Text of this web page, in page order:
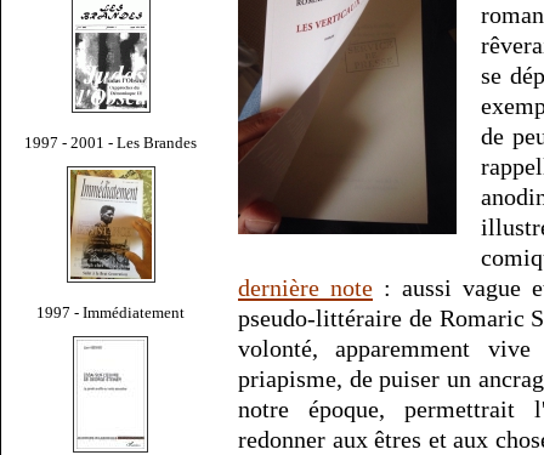
1997 - 2001 - Les Brandes
1997 - Immédiatement
se
de
dernière note : aussi vague
pseudo-littéraire de Romaric
volonté, apparemment
priapisme, de puiser un
notre époque, permettrait
redonner aux êtres et aux